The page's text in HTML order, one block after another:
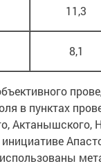
11,3
8,1
в пунктах